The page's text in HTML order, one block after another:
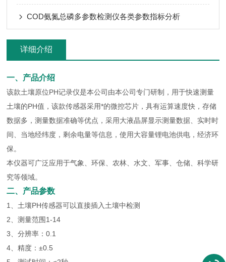
COD氨氮总磷多参数检测仪各类参数指标分析
详细介绍
一、产品介绍
该款土壤原位PH记录仪是本公司由本公司专门研制，用于快速测量
土壤的PH值，该款传感器采用*的微控芯片，具有运算速度快，存储
数据多，测量数据准确等优点，采用大液晶屏显示测量数据、实时时
间、当地经纬度，剩余电量等信息，使用大容量锂电池供电，经济环
保。
本仪器可广泛应用于气象、环保、农林、水文、军事、仓储、科学研
究等领域。
二、产品参数
1、土壤PH传感器可以直接插入土壤中检测
2、测量范围1-14
3、分辨率：0.1
4、精度：±0.5